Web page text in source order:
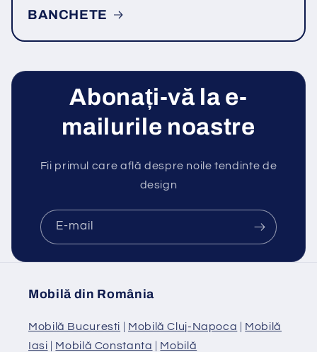
BANCHETE
Abonați-vă la e-
mailurile noastre
Fii primul care află despre noile tendinte de
design
E-mail
Mobilă din România
Mobilă Bucuresti | Mobilă Cluj-Napoca | Mobilă
Iasi | Mobilă Constanta | Mobilă